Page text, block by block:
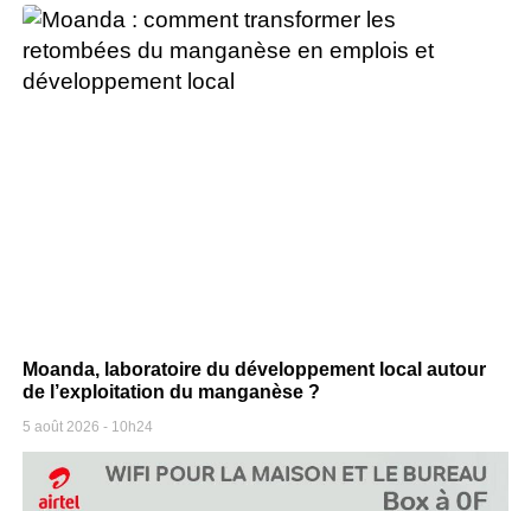
Moanda, laboratoire du développement local autour
de l’exploitation du manganèse ?
5 août 2026 10h24